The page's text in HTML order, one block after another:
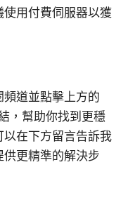
用付費伺服器以獲
道並點擊上方的
，幫助你找到更穩
在下方留言告訴我
更精準的解決步